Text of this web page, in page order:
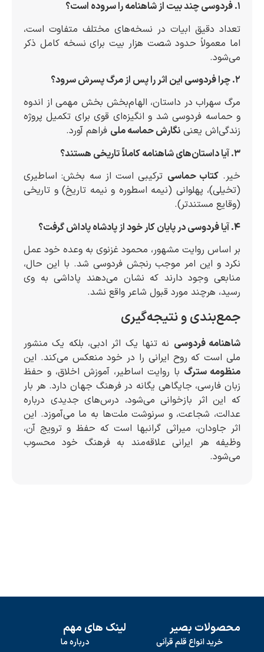
۱. فردوسی چند بیت از شاهنامه را سروده است؟
تعداد دقیق ابیات در نسخه‌های مختلف متفاوت است،
اما معمولاً حدود شصت هزار بیت برای نسخه کامل ذکر
می‌شود.
۲. چرا فردوسی این اثر را پس از مرگ پسرش سرود؟
مرگ سهراب در داستان، الهام‌بخش بخش مهمی از اندوه
و حماسه فردوسی شد و انگیزه‌ای قوی برای تکمیل پروژه
زندگی‌اش یعنی نگارش حماسه ملی فراهم آورد.
۳. آیا داستان‌های شاهنامه کاملاً تاریخی هستند؟
خیر.کتاب حماسی ترکیبی است از سه بخش: اساطیری
(تخیلی)، پهلوانی (نیمه اسطوره و نیمه تاریخ) و تاریخی
(وقایع مستندتر).
۴. آیا فردوسی در پایان کار خود از پادشاه پاداش گرفت؟
بر اساس روایت مشهور، محمود غزنوی به وعده خود عمل
نکرد و این امر موجب رنجش فردوسی شد. با این حال،
منابعی وجود دارند که نشان می‌دهند پاداشی به وی
رسید، هرچند مورد قبول شاعر واقع نشد.
جمع‌بندی و نتیجه‌گیری
شاهنامه فردوسی نه تنها یک اثر ادبی، بلکه یک منشور
ملی است که روح ایرانی را در خود منعکس می‌کند. این
منظومه سترگ با روایت اساطیر، آموزش اخلاق، و حفظ
زبان فارسی، جایگاهی یگانه در فرهنگ جهان دارد. هر بار
که این اثر بازخوانی می‌شود، درس‌های جدیدی درباره
عدالت، شجاعت، و سرنوشت ملت‌ها به ما می‌آموزد. این
اثر جاودان، میراثی گرانبها است که حفظ و ترویج آن،
وظیفه هر ایرانی علاقه‌مند به فرهنگ خود محسوب
می‌شود.
محصولات بصیر
خرید انواع قلم قرآنی
لینک های مهم
درباره ما